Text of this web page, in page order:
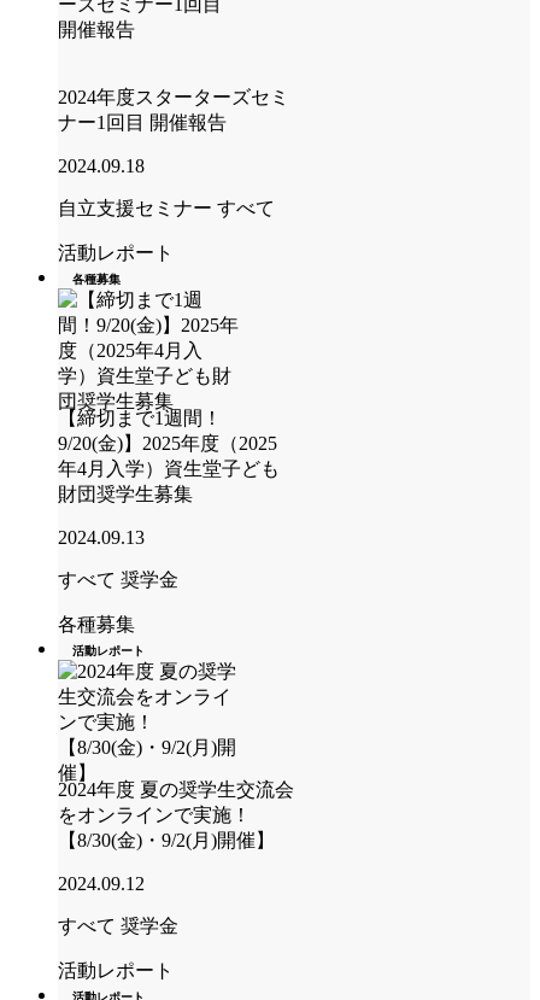
2024年度スターターズセミ
ナー1回目 開催報告
2024.09.18
自立支援セミナー すべて
活動レポート
各種募集
【締切まで1週間！
9/20(金)】2025年度（2025
年4月入学）資生堂子ども
財団奨学生募集
2024.09.13
すべて 奨学金
各種募集
活動レポート
2024年度 夏の奨学生交流会
をオンラインで実施！
【8/30(金)・9/2(月)開催】
2024.09.12
すべて 奨学金
活動レポート
活動レポート